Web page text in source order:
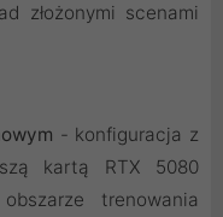
złożonymi scenami
- konfiguracja z
kartą RTX 5080
trenowania